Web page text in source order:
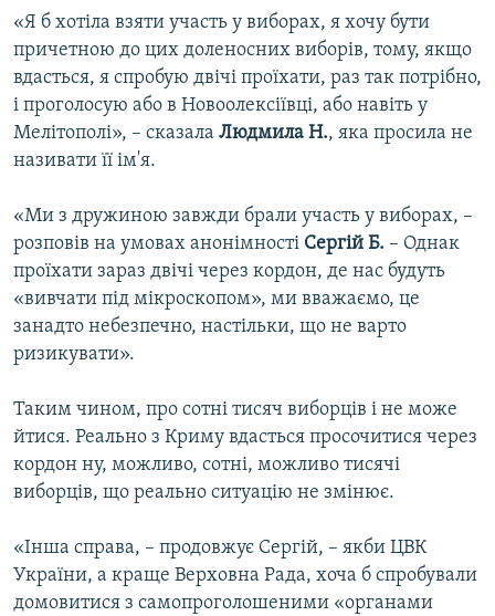
«Я б хотіла взяти участь у виборах, я хочу бути
причетною до цих доленосних виборів, тому, якщо
вдасться, я спробую двічі проїхати, раз так потрібно,
і проголосую або в Новоолексіївці, або навіть у
Мелітополі», – сказала Людмила Н., яка просила не
називати її ім'я.
«Ми з дружиною завжди брали участь у виборах, –
розповів на умовах анонімності Сергій Б. – Однак
проїхати зараз двічі через кордон, де нас будуть
«вивчати під мікроскопом», ми вважаємо, це
занадто небезпечно, настільки, що не варто
ризикувати».
Таким чином, про сотні тисяч виборців і не може
йтися. Реально з Криму вдасться просочитися через
кордон ну, можливо, сотні, можливо тисячі
виборців, що реально ситуацію не змінює.
«Інша справа, – продовжує Сергій, – якби ЦВК
України, а краще Верховна Рада, хоча б спробували
домовитися з самопроголошеними «органами